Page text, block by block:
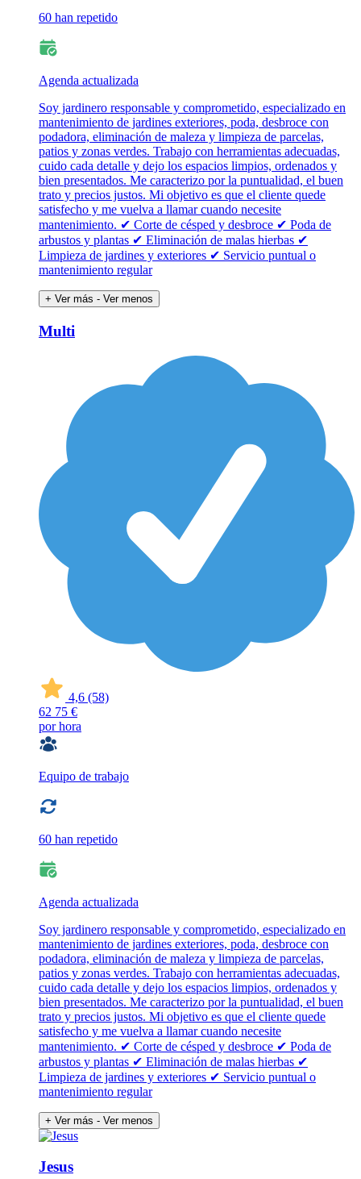
60 han repetido
Agenda actualizada
Soy jardinero responsable y comprometido, especializado en
mantenimiento de jardines exteriores, poda, desbroce con
podadora, eliminación de maleza y limpieza de parcelas,
patios y zonas verdes. Trabajo con herramientas adecuadas,
cuido cada detalle y dejo los espacios limpios, ordenados y
bien presentados. Me caracterizo por la puntualidad, el buen
trato y precios justos. Mi objetivo es que el cliente quede
satisfecho y me vuelva a llamar cuando necesite
mantenimiento. ✔ Corte de césped y desbroce ✔ Poda de
arbustos y plantas ✔ Eliminación de malas hierbas ✔
Limpieza de jardines y exteriores ✔ Servicio puntual o
mantenimiento regular
+ Ver más - Ver menos
Multi
4,6 (58)
62 75 €
por hora
Equipo de trabajo
60 han repetido
Agenda actualizada
Soy jardinero responsable y comprometido, especializado en
mantenimiento de jardines exteriores, poda, desbroce con
podadora, eliminación de maleza y limpieza de parcelas,
patios y zonas verdes. Trabajo con herramientas adecuadas,
cuido cada detalle y dejo los espacios limpios, ordenados y
bien presentados. Me caracterizo por la puntualidad, el buen
trato y precios justos. Mi objetivo es que el cliente quede
satisfecho y me vuelva a llamar cuando necesite
mantenimiento. ✔ Corte de césped y desbroce ✔ Poda de
arbustos y plantas ✔ Eliminación de malas hierbas ✔
Limpieza de jardines y exteriores ✔ Servicio puntual o
mantenimiento regular
+ Ver más - Ver menos
Jesus